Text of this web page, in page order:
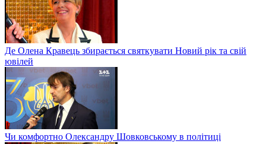
Де Олена Кравець збирається святкувати Новий рік та свій
ювілей
Чи комфортно Олександру Шовковському в політиці